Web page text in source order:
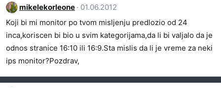
mikelekorleone
01.06.2012
Koji bi mi monitor po tvom misljenju predlozio od 24
inca,koriscen bi bio u svim kategorijama,da li bi valjalo da je
odnos stranice 16:10 ili 16:9.Sta mislis da li je vreme za neki
ips monitor?Pozdrav,